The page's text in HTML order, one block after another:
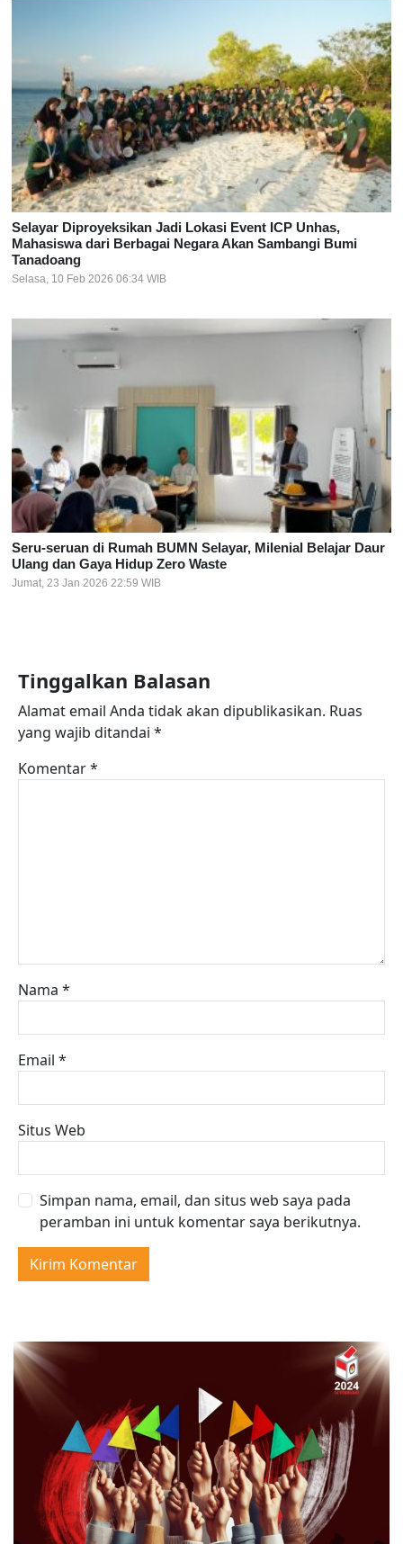
Selayar Diproyeksikan Jadi Lokasi Event ICP Unhas,
Mahasiswa dari Berbagai Negara Akan Sambangi Bumi
Tanadoang
Selasa, 10 Feb 2026 06:34 WIB
Seru-seruan di Rumah BUMN Selayar, Milenial Belajar Daur
Ulang dan Gaya Hidup Zero Waste
Jumat, 23 Jan 2026 22:59 WIB
Tinggalkan Balasan
Alamat email Anda tidak akan dipublikasikan. Ruas
yang wajib ditandai *
Komentar*
Nama *
Email *
Situs Web
Simpan nama, email, dan situs web saya pada
peramban ini untuk komentar saya berikutnya.